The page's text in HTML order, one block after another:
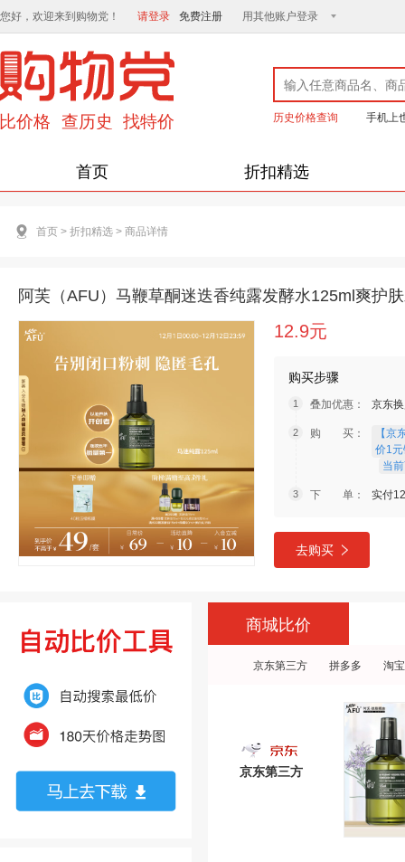
您好，欢迎来到购物党！ 请登录 免费注册 用其他账户登录
历史价格查询 手机上
首页 折扣精选
首页 > 折扣精选 > 商品详情
阿芙（AFU）马鞭草酮迷迭香纯露发酵水125ml爽护
12.9元
购买步骤
叠加优惠： 京东
购 买：
【京
价1
当
下 单： 实付
去购买
商城比价
京东第三方 拼多多 淘
京东第三方